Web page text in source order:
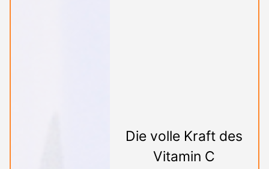
Die volle Kraft des
Vitamin C